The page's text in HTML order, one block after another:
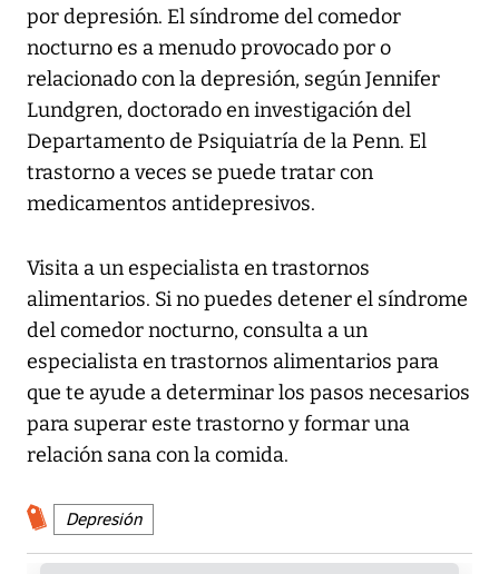
por depresión. El síndrome del comedor
nocturno es a menudo provocado por o
relacionado con la depresión, según Jennifer
Lundgren, doctorado en investigación del
Departamento de Psiquiatría de la Penn. El
trastorno a veces se puede tratar con
medicamentos antidepresivos.
Visita a un especialista en trastornos
alimentarios. Si no puedes detener el síndrome
del comedor nocturno, consulta a un
especialista en trastornos alimentarios para
que te ayude a determinar los pasos necesarios
para superar este trastorno y formar una
relación sana con la comida.
Depresión